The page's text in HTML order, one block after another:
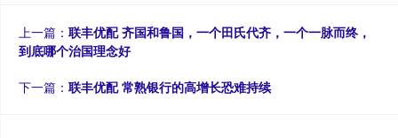
上一篇： 联丰优配 齐国和鲁国，一个田氏代齐，一个一脉而终，
到底哪个治国理念好
下一篇： 联丰优配 常熟银行的高增长恐难持续